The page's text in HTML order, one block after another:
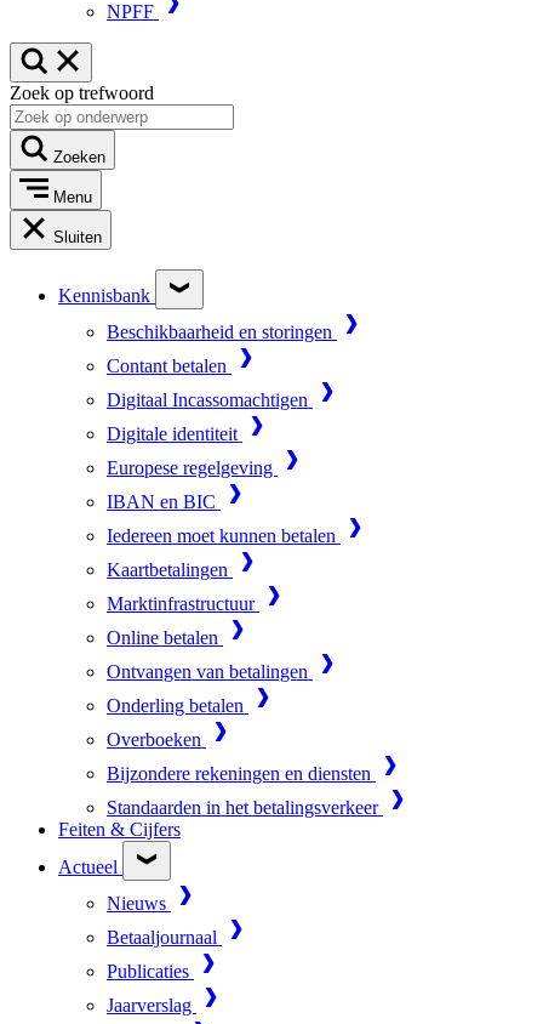
NPFF
Zoek op trefwoord
Zoeken
Menu
Sluiten
Kennisbank
Beschikbaarheid en storingen
Contant betalen
Digitaal Incassomachtigen
Digitale identiteit
Europese regelgeving
IBAN en BIC
Iedereen moet kunnen betalen
Kaartbetalingen
Marktinfrastructuur
Online betalen
Ontvangen van betalingen
Onderling betalen
Overboeken
Bijzondere rekeningen en diensten
Standaarden in het betalingsverkeer
Feiten & Cijfers
Actueel
Nieuws
Betaaljournaal
Publicaties
Jaarverslag